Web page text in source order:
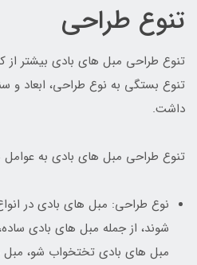
تنوع طراحی
تنوع طراحی مبل های بادی بیشتر از
تنوع بستگی به نوع طراحی، ابعاد و
داشت.
تنوع طراحی مبل های بادی به عوامل
نوع طراحی: مبل های بادی در
شوند، از جمله مبل های بادی
مبل های بادی تختخواب شو، مبل